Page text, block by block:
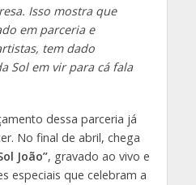
Isso mostra que
em parceria e
tem dado
Sol em vir para cá fala
dessa parceria já
No final de abril, chega
João”, gravado ao vivo e
especiais que celebram a